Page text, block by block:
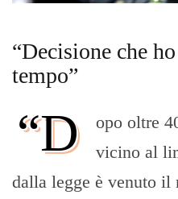
“Decisione che
tempo”
“D
opo oltre
vicino al
dalla legge è venuto il